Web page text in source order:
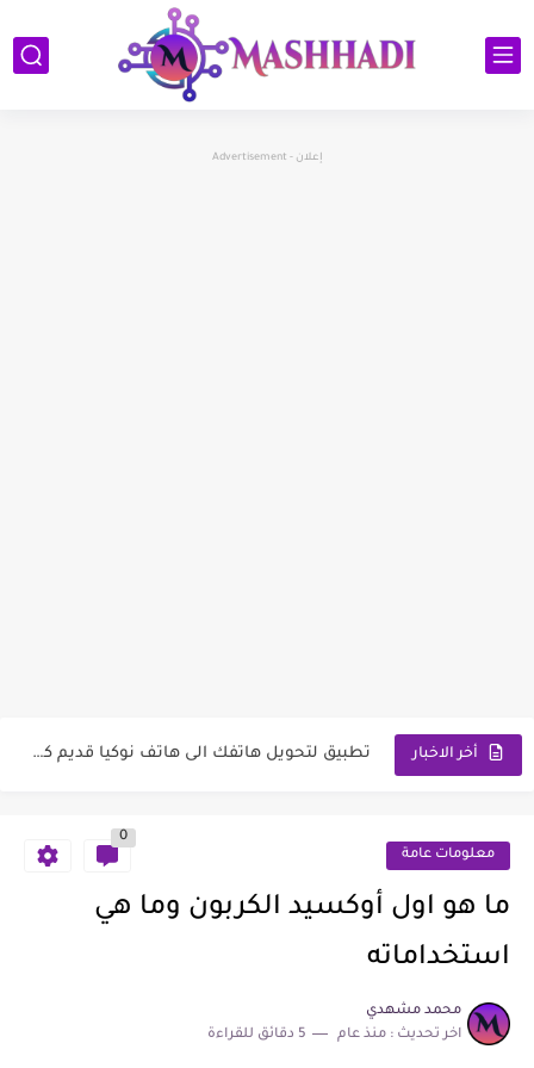
إعلان - Advertisement
أخر الاخبار تطبيق لتحويل هاتفك الى هاتف نوكيا قديم كلاسيكي ايام الزمن...
تطبيق كلمات و منشورات للفيسبوك آلاف المنشورات و الرسائل و... معلومات عامة
0
ما هو اول أوكسيد الكربون وما هي
استخداماته
محمد مشهدي
اخر تحديث : منذ عام 5 دقائق للقراءة